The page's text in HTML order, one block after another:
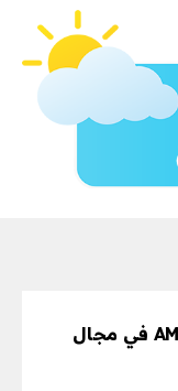
كيف تنافس شركة AMD في مجال